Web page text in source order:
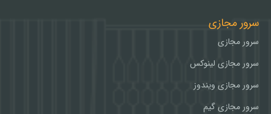
سرور مجازی
سرور مجازی
سرور مجازی لینوکس
سرور مجازی ویندوز
سرور مجازی گیم